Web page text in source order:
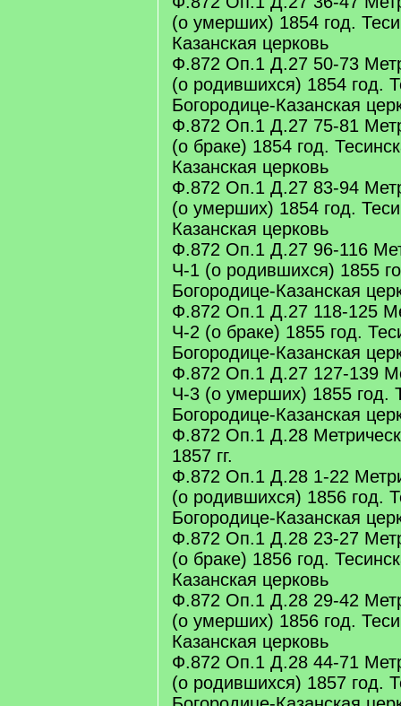
(о умерших) 1854 год.
Казанская церковь
Ф.872 Оп.1 Д.27 50-73
(о родившихся) 1854 год.
Богородице-Казанская
Ф.872 Оп.1 Д.27 75-81
(о браке) 1854 год.
Казанская церковь
Ф.872 Оп.1 Д.27 83-94
(о умерших) 1854 год.
Казанская церковь
Ф.872 Оп.1 Д.27 96-116
Ч-1 (о родившихся) 1855
Богородице-Казанская
Ф.872 Оп.1 Д.27 118-125
Ч-2 (о браке) 1855 год.
Богородице-Казанская
Ф.872 Оп.1 Д.27 127-139
Ч-3 (о умерших) 1855 год.
Богородице-Казанская
Ф.872 Оп.1 Д.28
1857 гг.
Ф.872 Оп.1 Д.28 1-22
(о родившихся) 1856 год.
Богородице-Казанская
Ф.872 Оп.1 Д.28 23-27
(о браке) 1856 год.
Казанская церковь
Ф.872 Оп.1 Д.28 29-42
(о умерших) 1856 год.
Казанская церковь
Ф.872 Оп.1 Д.28 44-71
(о родившихся) 1857 год.